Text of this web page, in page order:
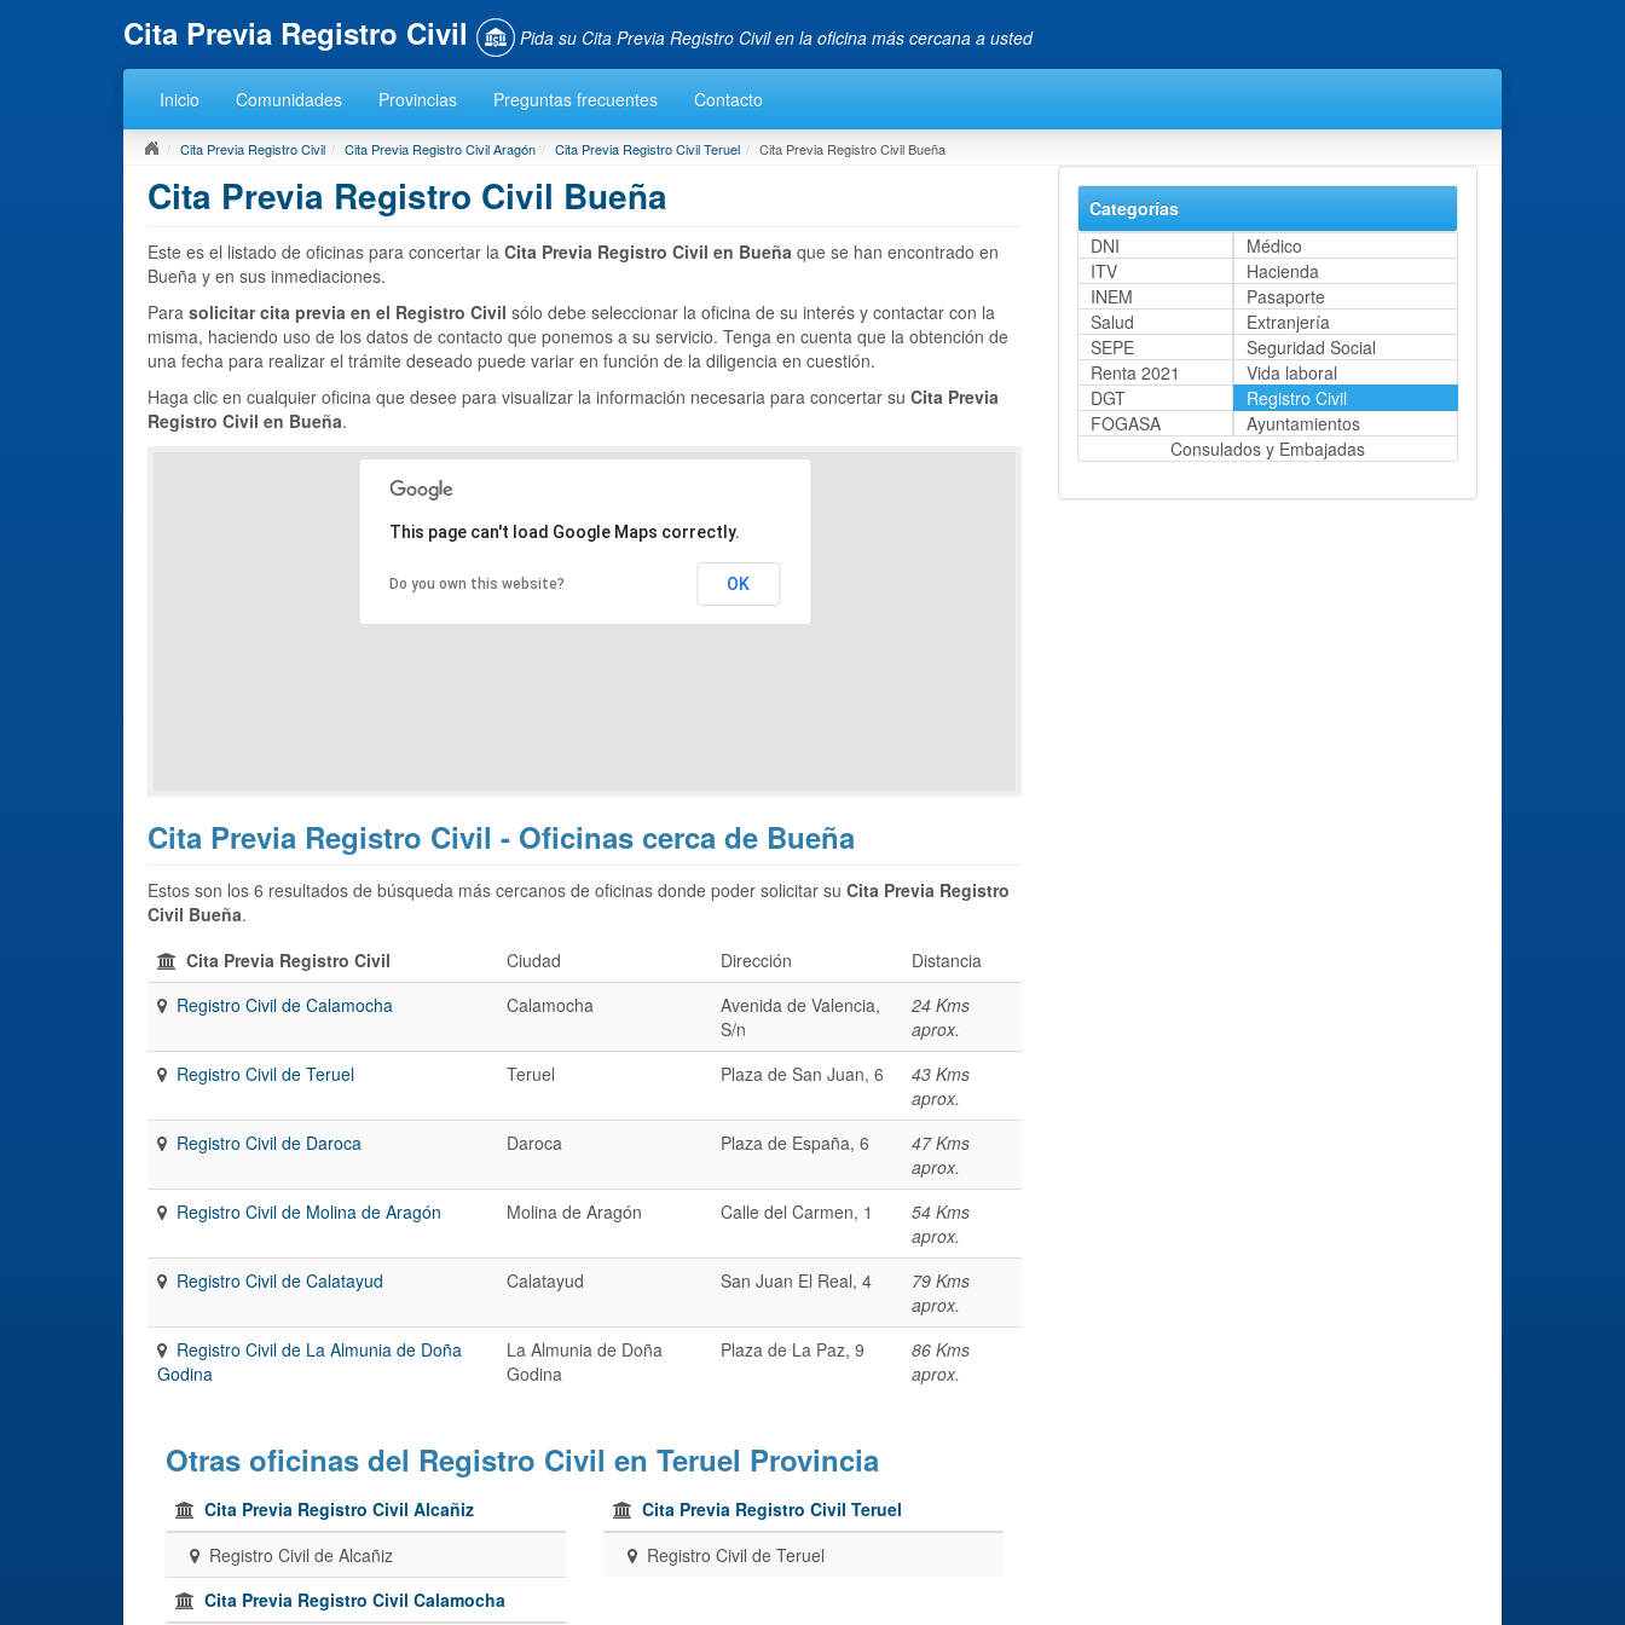
Cita Previa Registro Civil Pida su Cita Previa Registro Civil en la oficina más cercana a usted
Inicio Comunidades Provincias Preguntas frecuentes Contacto
Cita Previa Registro Civil Cita Previa Registro Civil Aragón Cita Previa Registro Civil Teruel Cita Previa Registro Civil Bueña
Cita Previa Registro Civil Bueña
Este es el listado de oficinas para concertar la Cita Previa Registro Civil en Bueña que se han encontrado en
Bueña y en sus inmediaciones.
Para solicitar cita previa en el Registro Civil sólo debe seleccionar la oficina de su interés y contactar con la
misma, haciendo uso de los datos de contacto que ponemos a su servicio. Tenga en cuenta que la obtención de
una fecha para realizar el trámite deseado puede variar en función de la diligencia en cuestión.
Haga clic en cualquier oficina que desee para visualizar la información necesaria para concertar su Cita Previa
Registro Civil en Bueña.
This page can't load Google Maps correctly.
Do you own this website? OK
Cita Previa Registro Civil - Oficinas cerca de Bueña
Estos son los 6 resultados de búsqueda más cercanos de oficinas donde poder solicitar su Cita Previa Registro
Civil Bueña.
Cita Previa Registro Civil
Ciudad Dirección
Distancia
Registro Civil de Calamocha
Calamocha
Avenida de Valencia,
S/n
24 Kms
aprox.
Registro Civil de Teruel
Teruel Plaza de San Juan, 6
43 Kms
aprox.
Registro Civil de Daroca
Daroca Plaza de España, 6
47 Kms
aprox.
Registro Civil de Molina de Aragón
Molina de Aragón Calle del Carmen, 1
54 Kms
aprox.
Registro Civil de Calatayud
Calatayud San Juan El Real, 4
79 Kms
aprox.
Registro Civil de La Almunia de Doña
Godina
La Almunia de Doña
Godina
Plaza de La Paz, 9
86 Kms
aprox.
Otras oficinas del Registro Civil en Teruel Provincia
Cita Previa Registro Civil Alcañiz
Registro Civil de Alcañiz
Cita Previa Registro Civil Calamocha
Cita Previa Registro Civil Teruel
Registro Civil de Teruel
Categorías
DNI
Médico
ITV
Hacienda
INEM
Pasaporte
Salud
Extranjería
SEPE
Seguridad Social
Renta 2021
Vida laboral
DGT
Registro Civil
FOGASA
Ayuntamientos
Consulados y Embajadas